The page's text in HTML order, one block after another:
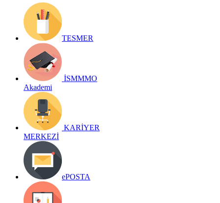
TESMER
İSMMMO
Akademi
KARİYER
MERKEZİ
ePOSTA